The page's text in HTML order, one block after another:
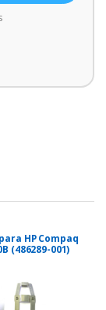
HP Compaq
(486289-001)